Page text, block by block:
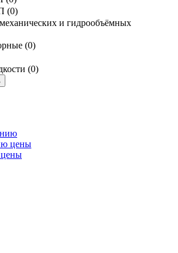
(0)
и гидрообъёмных
(0)
(0)
цены